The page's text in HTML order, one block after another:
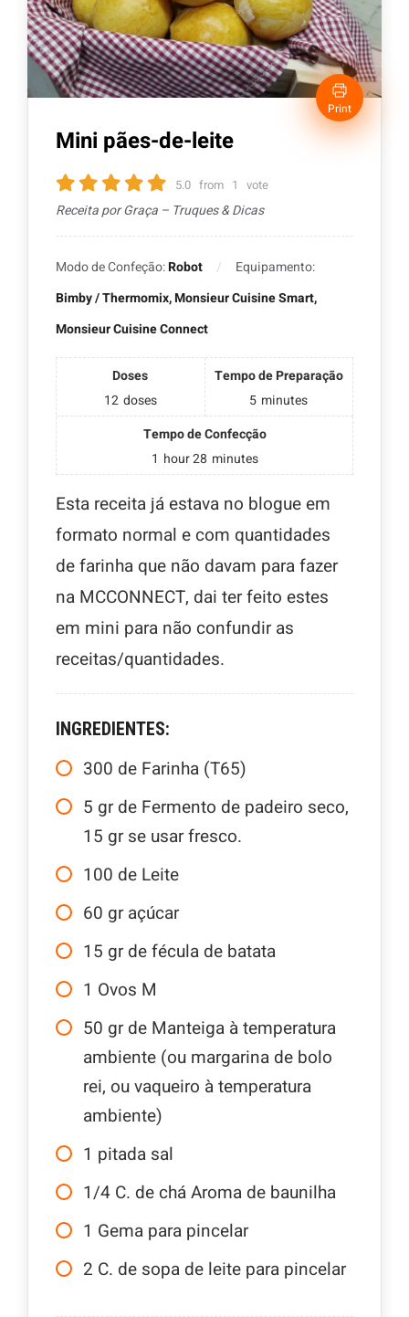
Print
Mini pães-de-leite
5.0 from 1 vote
Receita por Graça – Truques & Dicas
Modo de Confeção:Robot
Equipamento:
Bimby / Thermomix, Monsieur Cuisine Smart,
Monsieur Cuisine Connect
Doses
12 doses
Tempo de Preparação
5 minutes
Tempo de Confecção
1 hour28 minutes
Esta receita já estava no blogue em
formato normal e com quantidades
de farinha que não davam para fazer
na MCCONNECT, dai ter feito estes
em mini para não confundir as
receitas/quantidades.
INGREDIENTES:
300 de Farinha (T65)
5 gr de Fermento de padeiro seco,
15 gr se usar fresco.
100 de Leite
60 gr açúcar
15 gr de fécula de batata
1 Ovos M
50 gr de Manteiga à temperatura
ambiente (ou margarina de bolo
rei, ou vaqueiro à temperatura
ambiente)
1 pitada sal
1/4 C. de chá Aroma de baunilha
1 Gema para pincelar
2 C. de sopa de leite para pincelar